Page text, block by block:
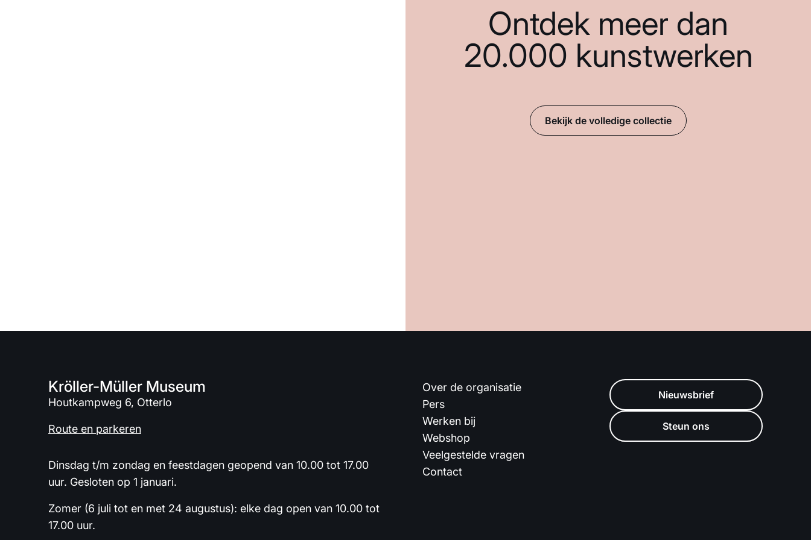
Ontdek meer dan
20.000 kunstwerken
Bekijk de volledige collectie
Kröller-Müller Museum
Houtkampweg 6, Otterlo
Route en parkeren
Dinsdag t/m zondag en feestdagen geopend van 10.00 tot 17.00
uur. Gesloten op 1 januari.
Zomer (6 juli tot en met 24 augustus): elke dag open van 10.00 tot
17.00 uur.
Over de organisatie
Pers
Werken bij
Webshop
Veelgestelde vragen
Contact
Nieuwsbrief
Steun ons